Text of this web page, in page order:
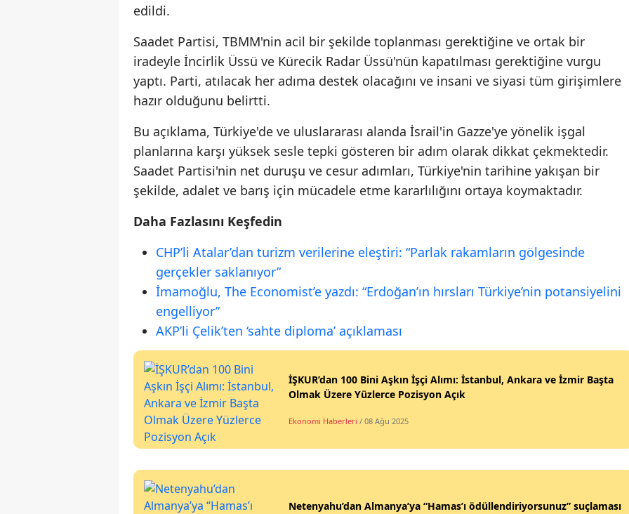
edildi.
Saadet Partisi, TBMM'nin acil bir şekilde toplanması gerektiğine ve ortak bir
iradeyle İncirlik Üssü ve Kürecik Radar Üssü'nün kapatılması gerektiğine vurgu
yaptı. Parti, atılacak her adıma destek olacağını ve insani ve siyasi tüm girişimlere
hazır olduğunu belirtti.
Bu açıklama, Türkiye'de ve uluslararası alanda İsrail'in Gazze'ye yönelik işgal
planlarına karşı yüksek sesle tepki gösteren bir adım olarak dikkat çekmektedir.
Saadet Partisi'nin net duruşu ve cesur adımları, Türkiye'nin tarihine yakışan bir
şekilde, adalet ve barış için mücadele etme kararlılığını ortaya koymaktadır.
Daha Fazlasını Keşfedin
CHP’li Atalar’dan turizm verilerine eleştiri: “Parlak rakamların gölgesinde
gerçekler saklanıyor”
İmamoğlu, The Economist’e yazdı: “Erdoğan’ın hırsları Türkiye’nin potansiyelini
engelliyor”
AKP’li Çelik’ten ‘sahte diploma’ açıklaması
İŞKUR’dan 100 Bini Aşkın İşçi Alımı: İstanbul, Ankara ve İzmir Başta
Olmak Üzere Yüzlerce Pozisyon Açık
Ekonomi Haberleri / 08 Ağu 2025
Netenyahu’dan Almanya’ya “Hamas’ı ödüllendiriyorsunuz” suçlaması